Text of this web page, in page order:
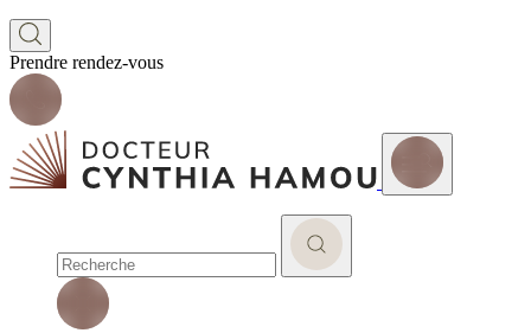
Prendre rendez-vous